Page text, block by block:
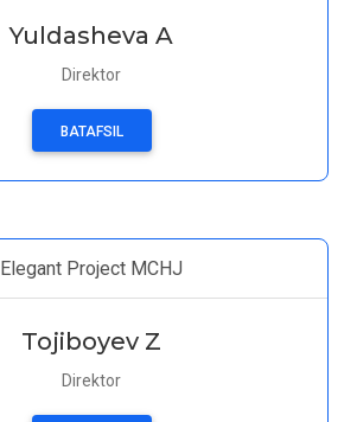
Yuldasheva A
Direktor
BATAFSIL
Elegant Project MCHJ
Tojiboyev Z
Direktor